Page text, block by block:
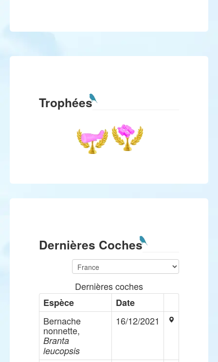
Trophées
Dernières Coches
Dernières coches
Espèce
Date
Bernache
nonnette,
Branta
leucopsis
16/12/2021